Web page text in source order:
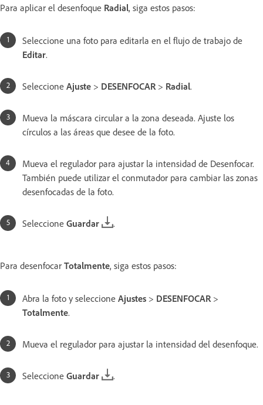
Para aplicar el desenfoque Radial, siga estos pasos:
Seleccione una foto para editarla en el flujo de trabajo de
Editar.
Seleccione Ajuste > DESENFOCAR> Radial.
Mueva la máscara circular a la zona deseada. Ajuste los
círculos a las áreas que desee de la foto.
Mueva el regulador para ajustar la intensidad de Desenfocar.
También puede utilizar el conmutador para cambiar las zonas
desenfocadas de la foto.
Seleccione Guardar .
Para desenfocar Totalmente, siga estos pasos:
Abra la foto y seleccione Ajustes > DESENFOCAR>
Totalmente.
Mueva el regulador para ajustar la intensidad del desenfoque.
Seleccione Guardar .